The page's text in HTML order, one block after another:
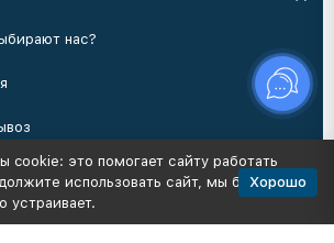
нас?
cookie: это помогает сайту работать
использовать сайт, мы будем
устраивает.
Хорошо